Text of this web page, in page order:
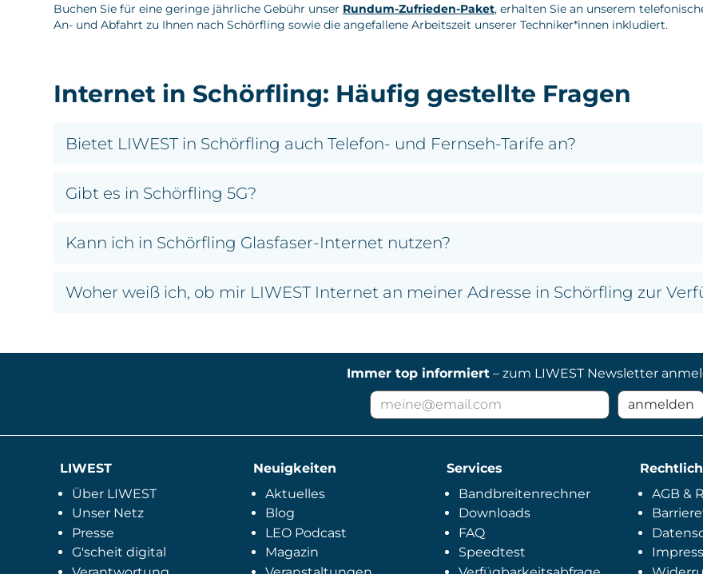
Buchen Sie für eine geringe jährliche Gebühr unser Rundum-Zufrieden-Paket, erhalten Sie an unserem
An- und Abfahrt zu Ihnen nach Schörfling sowie die angefallene Arbeitszeit unserer Techniker*innen inkludiert.
Internet in Schörfling: Häufig gestellte Fragen
Bietet LIWEST in Schörfling auch Telefon- und Fernseh-Tarife an?
Gibt es in Schörfling 5G?
Kann ich in Schörfling Glasfaser-Internet nutzen?
Woher weiß ich, ob mir LIWEST Internet an meiner Adresse in Schörfling zur
Immer top informiert– zum LIWEST Newsletter
Mail
Adresse
anmelden
LIWEST
Über LIWEST
Unser Netz
Presse
G'scheit digital
Neuigkeiten
Aktuelles
Blog
LEO Podcast
Magazin
Services
Bandbreitenrechner
Downloads
FAQ
Speedtest
AGB &